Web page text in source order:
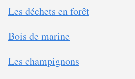
Les déchets en forêt
Bois de marine
Les champignons